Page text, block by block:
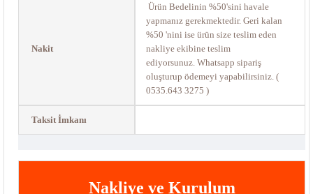
Nakit
Ürün Bedelinin %50'sini havale
yapmanız gerekmektedir. Geri kalan
%50 'nini ise ürün size teslim eden
nakliye ekibine teslim
ediyorsunuz. Whatsapp sipariş
oluşturup ödemeyi yapabilirsiniz. (
0535.643 3275 )
Taksit İmkanı
Nakliye ve Kurulum